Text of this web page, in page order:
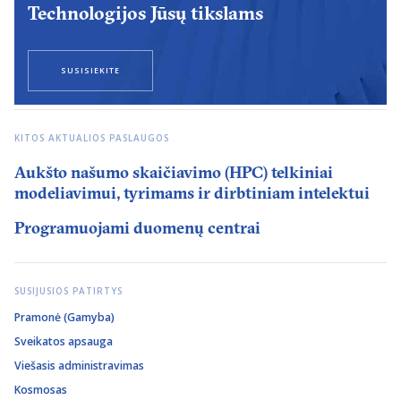
Technologijos Jūsų tikslams
SUSISIEKITE
KITOS AKTUALIOS PASLAUGOS
Aukšto našumo skaičiavimo (HPC) telkiniai
modeliavimui, tyrimams ir dirbtiniam intelektui
Programuojami duomenų centrai
SUSIJUSIOS PATIRTYS
Pramonė (Gamyba)
Sveikatos apsauga
Viešasis administravimas
Kosmosas